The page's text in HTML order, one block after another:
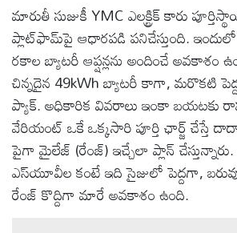
మారుతీ సుజుకీ YMC ఎలక్ట్రిక్ కారు
ప్లాట్‌ఫామ్‌పై ఆధారపడి పనిచేస్తుంది.
రకాల బ్యాటరీ ఆప్షన్లను అందించే అవకాశం
చిన్నదైన 49kWh బ్యాటరీ కాగా, మరొకటి
ప్యాక్. అధికారిక వివరాలు ఇంకా బయటకు
వేరియంట్ ఒకే ఒక్కసారి పూర్తి ఛార్జ్ చేస్తే
పైగా మైలేజ్ (రేంజ్) ఇచ్చేలా ప్లాన్
ఎస్‌యూవీల కంటే ఇది సైజులో పెద్దగా,
రేంజ్ కొద్దిగా మారే అవకాశం ఉంది.